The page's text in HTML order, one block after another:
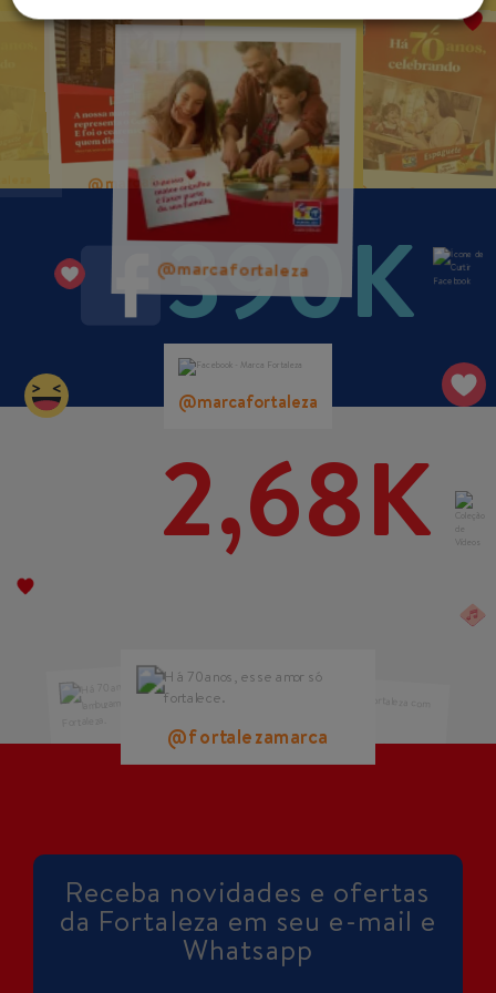
@marcafortaleza
@marcafortaleza
@marcafortaleza
390K
@marcafortaleza
2,68K
@fortalezamarca@fortalezamarca@fortalezamarca
Receba novidades e ofertas
da Fortaleza em seu e-mail e
Whatsapp